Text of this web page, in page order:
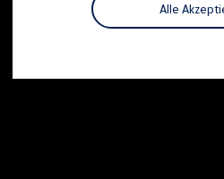
Unternehmen
Karriere
Nachhaltigkeit
Alle